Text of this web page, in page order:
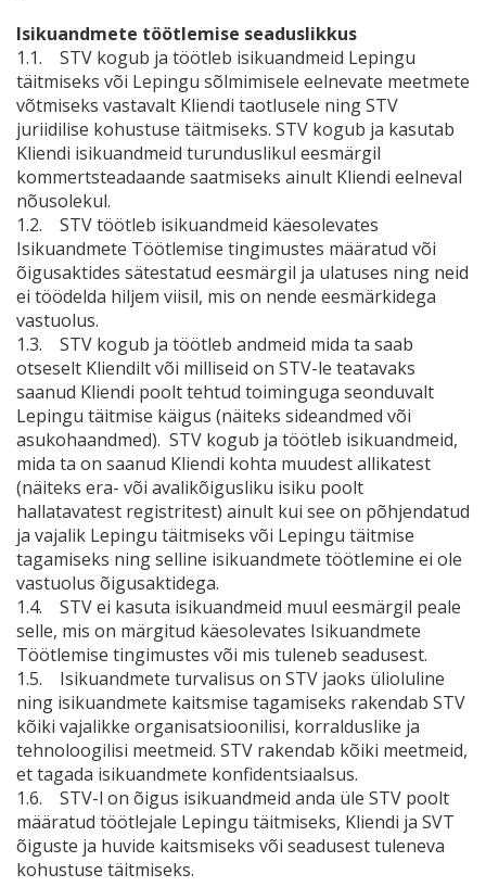
Isikuandmete töötlemise seaduslikkus
1.1. STV kogub ja töötleb isikuandmeid Lepingu
täitmiseks või Lepingu sõlmimisele eelnevate meetmete
võtmiseks vastavalt Kliendi taotlusele ning STV
juriidilise kohustuse täitmiseks. STV kogub ja kasutab
Kliendi isikuandmeid turunduslikul eesmärgil
kommertsteadaande saatmiseks ainult Kliendi eelneval
nõusolekul.
1.2. STV töötleb isikuandmeid käesolevates
Isikuandmete Töötlemise tingimustes määratud või
õigusaktides sätestatud eesmärgil ja ulatuses ning neid
ei töödelda hiljem viisil, mis on nende eesmärkidega
vastuolus.
1.3. STV kogub ja töötleb andmeid mida ta saab
otseselt Kliendilt või milliseid on STV-le teatavaks
saanud Kliendi poolt tehtud toiminguga seonduvalt
Lepingu täitmise käigus (näiteks sideandmed või
asukohaandmed). STV kogub ja töötleb isikuandmeid,
mida ta on saanud Kliendi kohta muudest allikatest
(näiteks era- või avalikõigusliku isiku poolt
hallatavatest registritest) ainult kui see on põhjendatud
ja vajalik Lepingu täitmiseks või Lepingu täitmise
tagamiseks ning selline isikuandmete töötlemine ei ole
vastuolus õigusaktidega.
1.4. STV ei kasuta isikuandmeid muul eesmärgil peale
selle, mis on märgitud käesolevates Isikuandmete
Töötlemise tingimustes või mis tuleneb seadusest.
1.5. Isikuandmete turvalisus on STV jaoks ülioluline
ning isikuandmete kaitsmise tagamiseks rakendab STV
kõiki vajalikke organisatsioonilisi, korralduslike ja
tehnoloogilisi meetmeid. STV rakendab kõiki meetmeid,
et tagada isikuandmete konfidentsiaalsus.
1.6. STV-l on õigus isikuandmeid anda üle STV poolt
määratud töötlejale Lepingu täitmiseks, Kliendi ja SVT
õiguste ja huvide kaitsmiseks või seadusest tuleneva
kohustuse täitmiseks.